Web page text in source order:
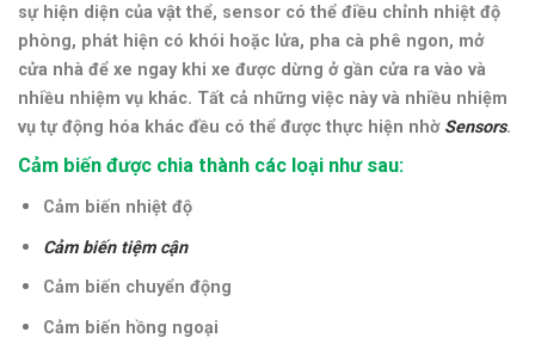
sự hiện diện của vật thể, sensor có thể điều chỉnh nhiệt độ
phòng, phát hiện có khói hoặc lửa, pha cà phê ngon, mở
cửa nhà để xe ngay khi xe được dừng ở gần cửa ra vào và
nhiều nhiệm vụ khác. Tất cả những việc này và nhiều nhiệm
vụ tự động hóa khác đều có thể được thực hiện nhờ Sensors.
Cảm biến được chia thành các loại như sau:
Cảm biến nhiệt độ
Cảm biến tiệm cận
Cảm biến chuyển động
Cảm biến hồng ngoại